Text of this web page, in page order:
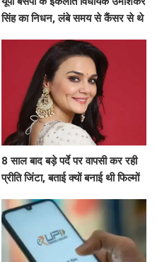
सिंह का निधन, लंबे समय से कैंसर से थे
8 साल बाद बड़े पर्दे पर वापसी कर रही
प्रीति जिंटा, बताई क्यों बनाई थी फिल्मों